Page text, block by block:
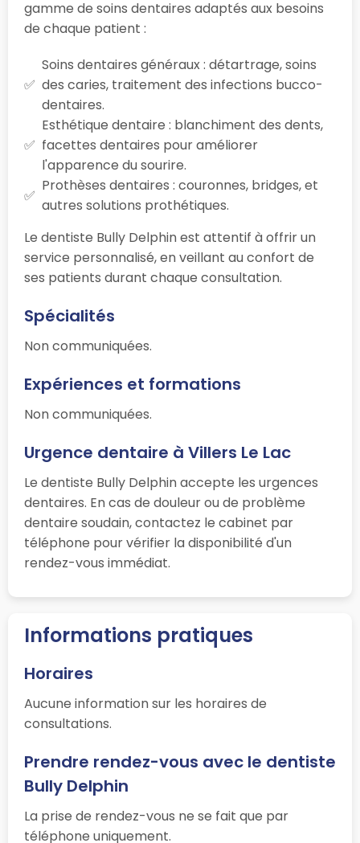
gamme de soins dentaires adaptés aux besoins
de chaque patient :
Soins dentaires généraux : détartrage, soins
des caries, traitement des infections bucco-
dentaires.
Esthétique dentaire : blanchiment des dents,
facettes dentaires pour améliorer
l'apparence du sourire.
Prothèses dentaires : couronnes, bridges, et
autres solutions prothétiques.
Le dentiste Bully Delphin est attentif à offrir un
service personnalisé, en veillant au confort de
ses patients durant chaque consultation.
Spécialités
Non communiquées.
Expériences et formations
Non communiquées.
Urgence dentaire à Villers Le Lac
Le dentiste Bully Delphin accepte les urgences
dentaires. En cas de douleur ou de problème
dentaire soudain, contactez le cabinet par
téléphone pour vérifier la disponibilité d'un
rendez-vous immédiat.
Informations pratiques
Horaires
Aucune information sur les horaires de
consultations.
Prendre rendez-vous avec le dentiste
Bully Delphin
La prise de rendez-vous ne se fait que par
téléphone uniquement.